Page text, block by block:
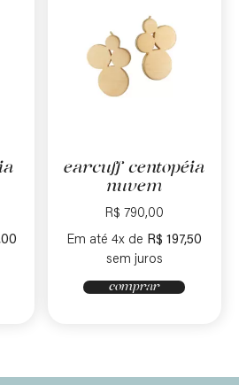
earcuff centopéia
nuvem
R$ 790,00
Em até 4x de R$ 197,50
sem juros
comprar